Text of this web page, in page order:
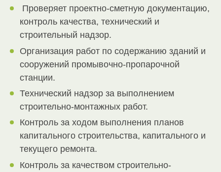
Проверяет проектно-сметную документацию,
контроль качества, технический и
строительный надзор.
Организация работ по содержанию зданий и
сооружений промывочно-пропарочной
станции.
Технический надзор за выполнением
строительно-монтажных работ.
Контроль за ходом выполнения планов
капитального строительства, капитального и
текущего ремонта.
Контроль за качеством строительно-